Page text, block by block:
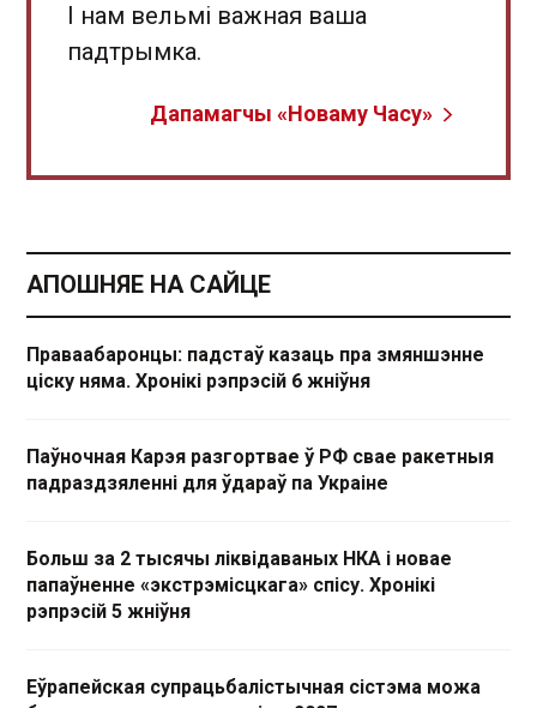
І нам вельмі важная ваша
падтрымка.
Дапамагчы «Новаму Часу»
АПОШНЯЕ НА САЙЦЕ
Праваабаронцы: падстаў казаць пра змяншэнне
ціску няма. Хронікі рэпрэсій 6 жніўня
Паўночная Карэя разгортвае ў РФ свае ракетныя
падраздзяленні для ўдараў па Украіне
Больш за 2 тысячы ліквідаваных НКА і новае
папаўненне «экстрэмісцкага» спісу. Хронікі
рэпрэсій 5 жніўня
Еўрапейская супрацьбалістычная сістэма можа